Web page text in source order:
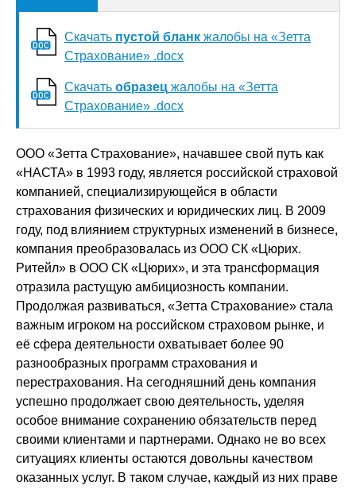
Скачать пустой бланк жалобы на «Зетта
Страхование» .docx
Скачать образец жалобы на «Зетта
Страхование» .docx
ООО «Зетта Страхование», начавшее свой путь как
«НАСТА» в 1993 году, является российской страховой
компанией, специализирующейся в области
страхования физических и юридических лиц. В 2009
году, под влиянием структурных изменений в бизнесе,
компания преобразовалась из ООО СК «Цюрих.
Ритейл» в ООО СК «Цюрих», и эта трансформация
отразила растущую амбициозность компании.
Продолжая развиваться, «Зетта Страхование» стала
важным игроком на российском страховом рынке, и
её сфера деятельности охватывает более 90
разнообразных программ страхования и
перестрахования. На сегодняшний день компания
успешно продолжает свою деятельность, уделяя
особое внимание сохранению обязательств перед
своими клиентами и партнерами. Однако не во всех
ситуациях клиенты остаются довольны качеством
оказанных услуг. В таком случае, каждый из них праве